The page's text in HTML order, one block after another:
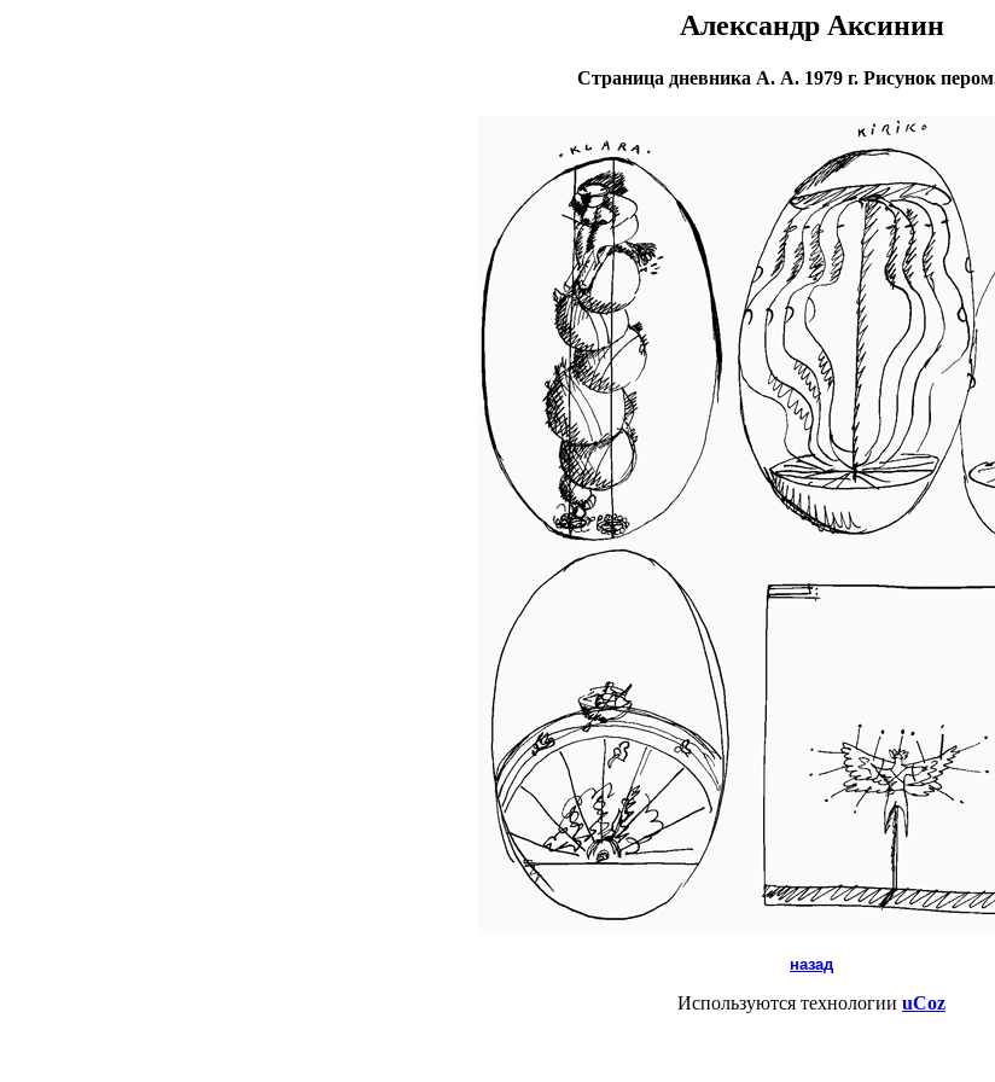
Александр Аксинин
Страница дневника А. А. 1979 г. Рисунок
назад
Используются технологии uCoz